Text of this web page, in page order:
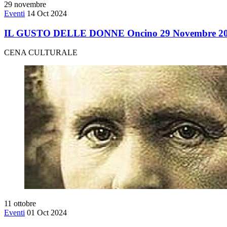
29 novembre
Eventi 14 Oct 2024
IL GUSTO DELLE DONNE Oncino 29 Novembre
CENA CULTURALE
11 ottobre
Eventi 01 Oct 2024